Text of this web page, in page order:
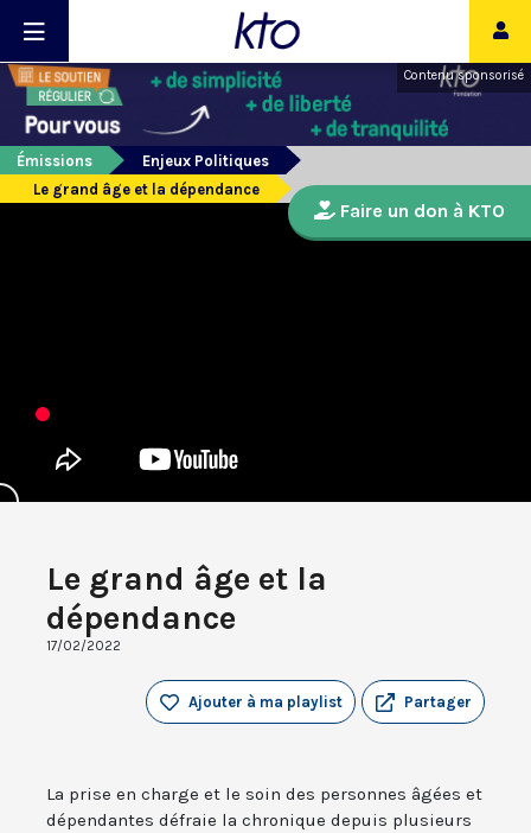
Contenu sponsorisé
Émissions
Enjeux Politiques
Le grand âge et la dépendance
Le grand âge et la
dépendance
17/02/2022
Partager
Ajouter à ma playlist
La prise en charge et le soin des personnes âgées et
dépendantes défraie la chronique depuis plusieurs
Faire un don à KTO